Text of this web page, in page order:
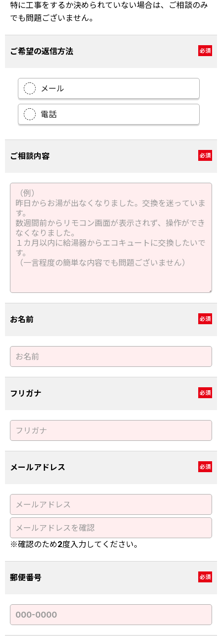
特に工事をするか決められていない場合は、ご相談のみ
でも問題ございません。
ご希望の返信方法 必須
メール
電話
ご相談内容 必須
お名前 必須
フリガナ 必須
メールアドレス 必須
※確認のため2度入力してください。
郵便番号 必須